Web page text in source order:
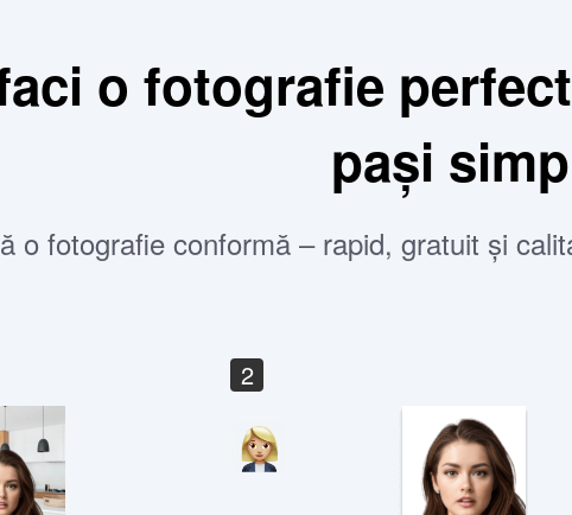
o fotografie
pași
o fotografie conformă – rapid, gratuit și
2